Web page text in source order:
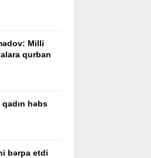
Milli
qurban
həbs
bərpa etdi